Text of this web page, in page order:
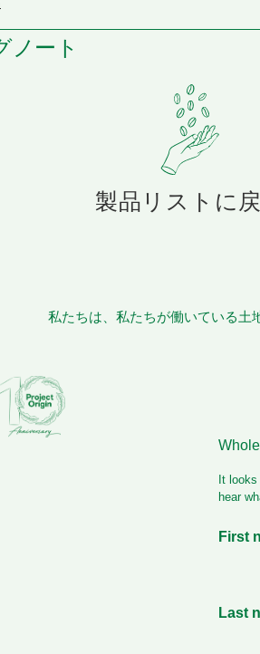
ノート
製品リストに
私たちは、私たちが働いている土